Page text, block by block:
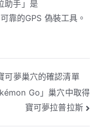
助手」是
靠的GPS 偽裝工具。
可夢巢穴的確認清單
Go」巢穴中取得
寶可夢拉普拉斯